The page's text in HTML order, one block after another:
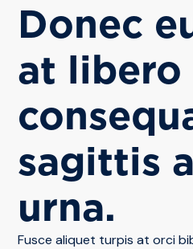
Donec
at libero
sagittis
urna.
Fusce aliquet turpis at orci